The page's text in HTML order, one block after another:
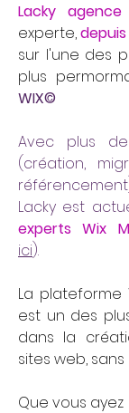
Lacky
experte,depuis
sur l'une des
plus
WIX©
Avec plus de
(création,
Lacky est
experts Wix
ici).
La plateforme
est un des
dans la
sites web,
Que vous